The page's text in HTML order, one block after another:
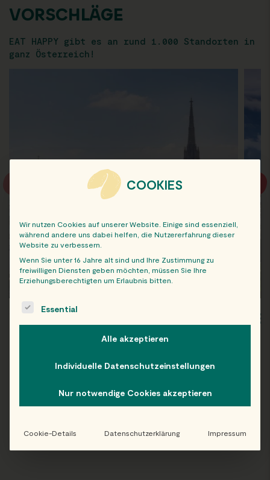
VORSCHLÄGE
EAT HAPPY gibt es an rund 1.000 Standorten in
ganz Österreich!
Folge uns auf Instagram!
COOKIES
Wir nutzen Cookies auf unserer Website. Einige sind essenziell,
während andere uns dabei helfen, die Nutzererfahrung dieser
Website zu verbessern.
Wenn Sie unter 16 Jahre alt sind und Ihre Zustimmung zu
freiwilligen Diensten geben möchten, müssen Sie Ihre
Erziehungsberechtigten um Erlaubnis bitten.
The following is a list of service groups for which consent
Essential
Alle akzeptieren
Individuelle Datenschutzeinstellungen
Nur notwendige Cookies akzeptieren
Cookie-Details Datenschutzerklärung Impressum